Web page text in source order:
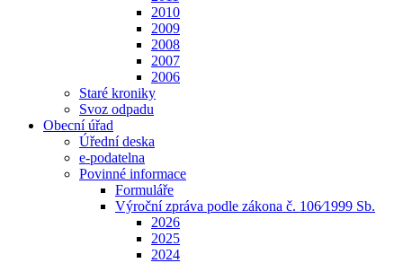
2010
2009
2008
2007
2006
Staré kroniky
Svoz odpadu
Obecní úřad
Úřední deska
e-podatelna
Povinné informace
Formuláře
Výroční zpráva podle zákona č. 106⁄1999 Sb.
2026
2025
2024